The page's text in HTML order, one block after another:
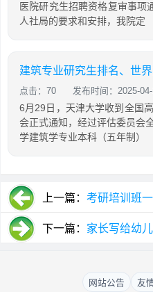
医院研究生招聘资格复审事项
人社局的要求和安排，我院定
建筑专业研究生排名、世
点击：70 发布时间：2025-
6月29日，天津大学收到全国
会正式通知，经过评估委员会
学建筑学专业本科（五年制）
上一篇： 考研培训班
下一篇： 家长写给幼
网站公告 友